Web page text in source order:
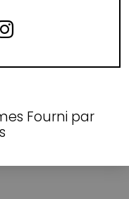
Fourni par